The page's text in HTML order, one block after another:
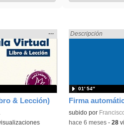
& Lección)
en:
Mostrar
la
ubicación
de la
… Encontrado
Descripción
Contenido
subido por
01′ 54″
-hace 6 meses- 28